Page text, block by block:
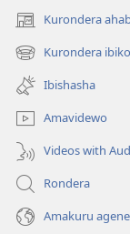
Kurondera
(opens
new
window)
Kurondera
(opens
new
window)
Ibishasha
Amavidewo
Videos with
Rondera
Amakuru